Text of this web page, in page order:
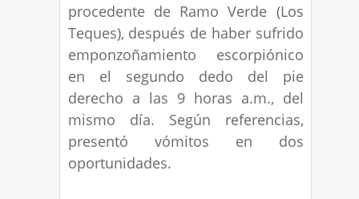
procedente de Ramo Verde (Los
Teques), después de haber sufrido
emponzoñamiento escorpiónico
en el segundo dedo del pie
derecho a las 9 horas a.m., del
mismo día. Según referencias,
presentó vómitos en dos
oportunidades.